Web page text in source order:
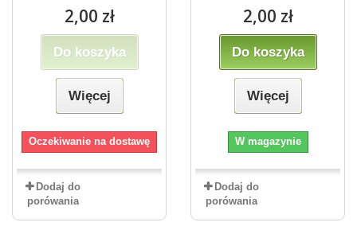
2,00 zł
Do koszyka
Więcej
Oczekiwanie na dostawę
Dodaj do
porówania
2,00 zł
Do koszyka
Więcej
W magazynie
Dodaj do
porówania